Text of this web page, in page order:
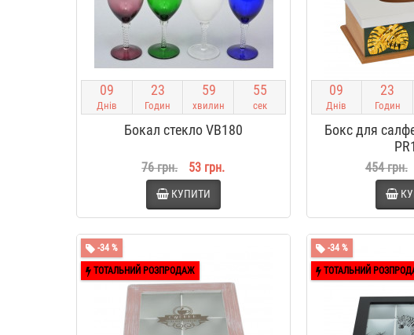
09
Днів
23
Годин
59
хвилин
54
сек
Бокал стекло VB180
76 грн. 53 грн.
КУПИТИ
09
Днів
23
Годин
Бокс для
454 грн.
-34 %
ТОТАЛЬНИЙ РОЗПРОДАЖ
-34 %
ТОТАЛЬНИЙ